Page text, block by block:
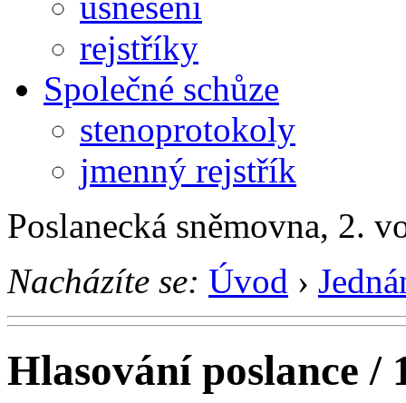
rejstříky
Společné schůze
stenoprotokoly
jmenný rejstřík
Poslanecká sněmovna, 2.
Nacházíte se: Úvod ›
Hlasování poslance /